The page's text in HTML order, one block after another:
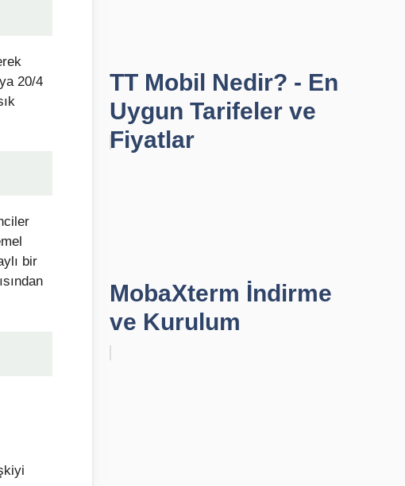
20/4
bir
TT Mobil Nedir? - En
Uygun Tarifeler ve
Fiyatlar
MobaXterm İndirme
ve Kurulum